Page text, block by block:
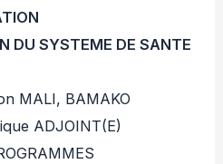
DU SYSTEME DE SANTE
MALI, BAMAKO
ADJOINT(E)